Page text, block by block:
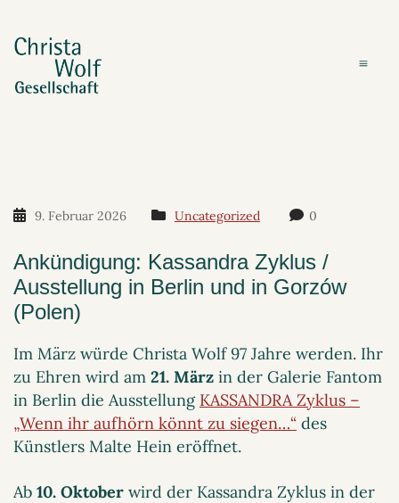
9. Februar 2026 Uncategorized 0
Ankündigung: Kassandra Zyklus /
Ausstellung in Berlin und in Gorzów
(Polen)
Im März würde Christa Wolf 97 Jahre werden. Ihr
zu Ehren wird am 21. März in der Galerie Fantom
in Berlin die Ausstellung KASSANDRA Zyklus –
„Wenn ihr aufhörn könnt zu siegen…“ des
Künstlers Malte Hein eröffnet.
Ab 10. Oktober wird der Kassandra Zyklus in der